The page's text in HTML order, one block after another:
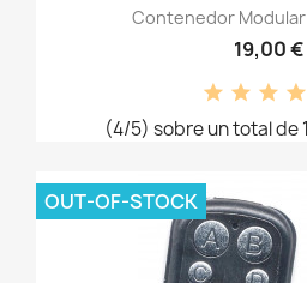
Contenedor
19,00 €
(4/5) sobre un total de
OUT-OF-STOCK